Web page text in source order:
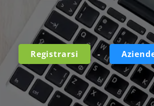
Registrarsi -